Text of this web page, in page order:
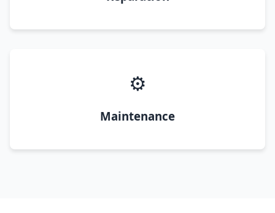
⚙️
Maintenance